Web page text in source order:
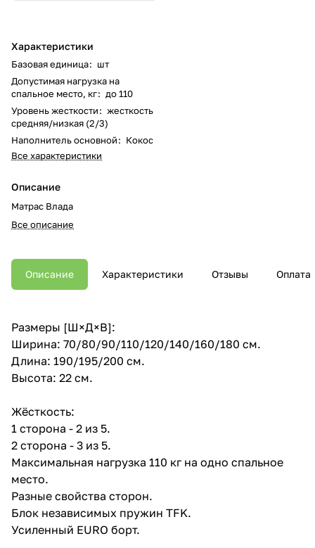
Характеристики
Базовая единица: шт
Допустимая нагрузка на
спальное место, кг: до 110
Уровень жесткости: жесткость
средняя/низкая (2/3)
Наполнитель основной: Кокос
Все характеристики
Описание
Матрас Влада
Все описание
Описание Характеристики Отзывы Оплата
Размеры [Ш×Д×В]:
Ширина: 70/80/90/110/120/140/160/180 см.
Длина: 190/195/200 см.
Высота: 22 см.
Жёсткость:
1 сторона - 2 из 5.
2 сторона - 3 из 5.
Максимальная нагрузка 110 кг на одно спальное
место.
Разные свойства сторон.
Блок независимых пружин TFK.
Усиленный EURO борт.